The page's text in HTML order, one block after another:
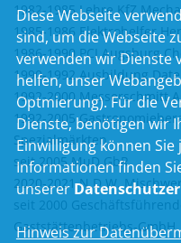
1982-1985 Lehre KfZ
1985-1986 Elektrohelfer
1986-1990 PCI Augsburg
1990-1992 Ausbildung
1992-2000 Messerschmitt
1992-2005
Spezialmärkten
seit 2005 MuD GbR
2020-2021 N.D.W.
seit 2000
Gaststättenbetriebs-GmbH
Diese Webseite
sind, um die Webseite
verwenden wir Dienste
helfen, unser
Optmierung). Für die
Dienste, benötigen wir
Einwilligung können
Informationen finden
unserer
Hinweis zur